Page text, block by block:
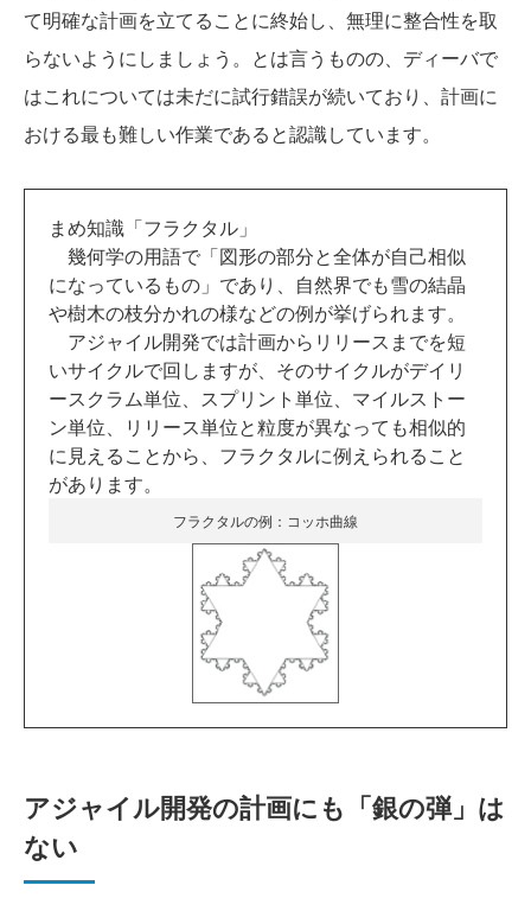
て明確な計画を立てることに終始し、無理に整合性を取
らないようにしましょう。とは言うものの、ディーバで
はこれについては未だに試行錯誤が続いており、計画に
おける最も難しい作業であると認識しています。
まめ知識「フラクタル」
幾何学の用語で「図形の部分と全体が自己相似
になっているもの」であり、自然界でも雪の結晶
や樹木の枝分かれの様などの例が挙げられます。
アジャイル開発では計画からリリースまでを短
いサイクルで回しますが、そのサイクルがデイリ
ースクラム単位、スプリント単位、マイルストー
ン単位、リリース単位と粒度が異なっても相似的
に見えることから、フラクタルに例えられること
があります。
フラクタルの例：コッホ曲線
アジャイル開発の計画にも「銀の弾」は
ない